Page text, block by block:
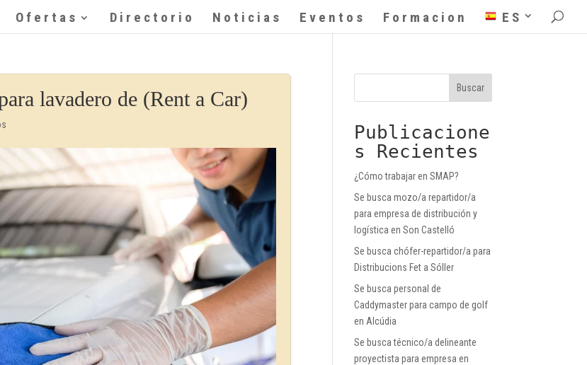
Ofertas Directorio Noticias Eventos Formacion ES
lavadero de (Rent a Car) Buscar
Publicacione
s Recientes
¿Cómo trabajar en SMAP?
Se busca mozo/a repartidor/a
para empresa de distribución y
logística en Son Castelló
Se busca chófer-repartidor/a para
Distribucions Fet a Sóller
Se busca personal de
Caddymaster para campo de golf
en Alcúdia
Se busca técnico/a delineante
proyectista para empresa en